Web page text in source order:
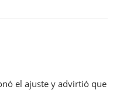
el ajuste y advirtió que